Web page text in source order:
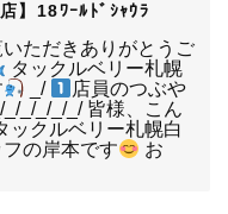
店】18ﾜｰﾙﾄﾞｼｬｳﾗ
ただきありがとうご
タックルベリー札幌
_/
店員のつぶや
_/_/_/_/_/ 皆様、こん
ックルベリー札幌白
の岸本です
お